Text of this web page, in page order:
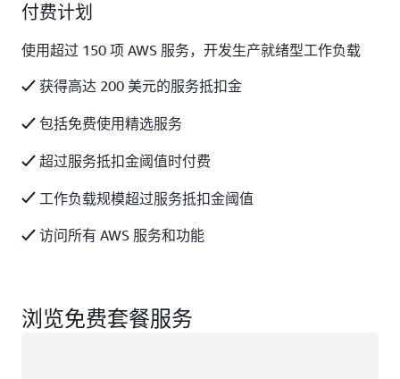
付费计划
使用超过 150 项 AWS 服务，开发生产就绪型工作负载
获得高达 200 美元的服务抵扣金
包括免费使用精选服务
超过服务抵扣金阈值时付费
工作负载规模超过服务抵扣金阈值
访问所有 AWS 服务和功能
浏览免费套餐服务